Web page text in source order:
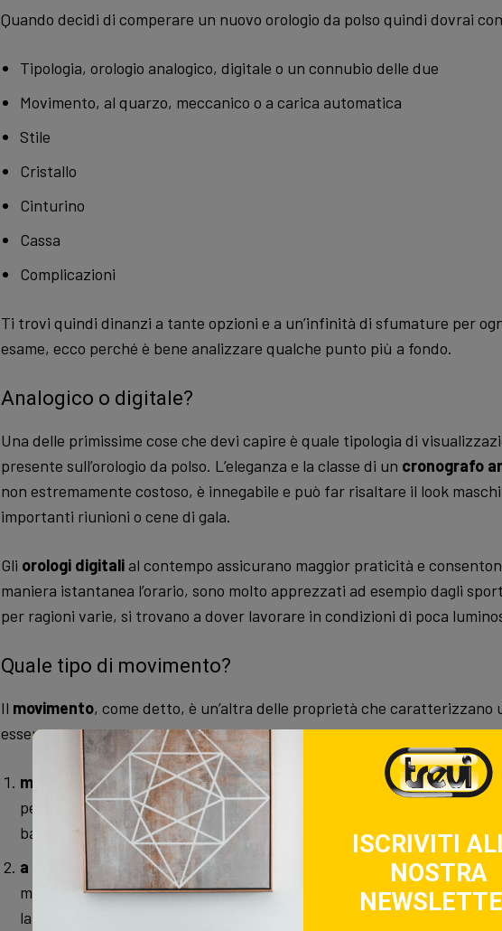
Quando decidi di comperare un nuovo orologio da polso quindi dovrai
Tipologia, orologio analogico, digitale o un connubio delle due
Movimento, al quarzo, meccanico o a carica automatica
Stile
Cristallo
Cinturino
Cassa
Complicazioni
Ti trovi quindi dinanzi a tante opzioni e a un’infinità di sfumature per
esame, ecco perché è bene analizzare qualche punto più a fondo.
Analogico o digitale?
Una delle primissime cose che devi capire è quale tipologia di
presente sull’orologio da polso. L’eleganza e la classe di un cronografo
non estremamente costoso, è innegabile e può far risaltare il look
importanti riunioni o cene di gala.
Gli orologi digitalial contempo assicurano maggior praticità e
maniera istantanea l’orario, sono molto apprezzati ad esempio dagli
per ragioni varie, si trovano a dover lavorare in condizioni di poca
Quale tipo di movimento?
Il movimento, come detto, è un’altra delle proprietà che caratterizzano
essere:
meccanico, ossia che si basa sulla presenza di una molla, più o meno
per garantire il movimento costante dei meccanismi associati, non è
batteria (assai apprezzati dai cultori della tradizione orologiera);
a carica automatica, sempre dotati di nucleo meccanico ma
movimento del braccio. Sparisce perciò la molla e non è prevista
la batteria;
ISCRIVITI
NOSTRA